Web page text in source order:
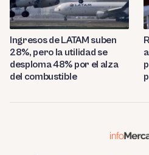
Ingresos de LATAM suben
28%, pero la utilidad se
desploma 48% por el alza
del combustible